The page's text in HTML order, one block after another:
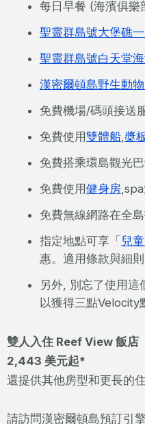
每日早餐 (海濱俱樂
聖靈群島號大堡礁
聖靈群島號白天堂
漢密爾頓島野生動
免費機場/碼頭接送
免費使用雙體船, 槳
免費搭乘環島觀光巴
免費使用健身房,spa
免費無線網路在全
指定地點可享「兒
惠。適用條款與細則
另外, 別忘了使用這
以獲得三點Velocity
雙人入住 Reef View 飯店
2,443 美元起*
還提供其他房型和更長的住
請訪問漢密爾頓島預訂引